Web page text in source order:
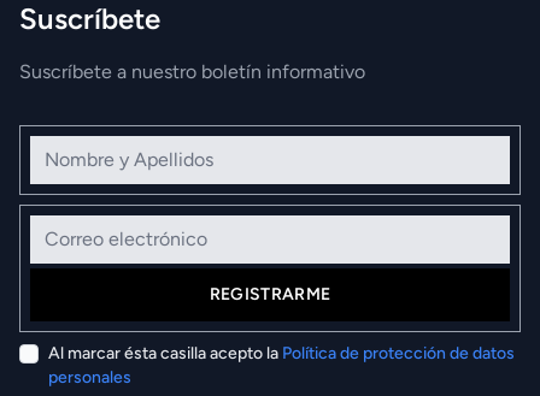
Suscríbete
Suscríbete a nuestro boletín informativo
Nombre y Apellidos
Correo electrónico
REGISTRARME
Al marcar ésta casilla acepto la Política de protección de datos
personales